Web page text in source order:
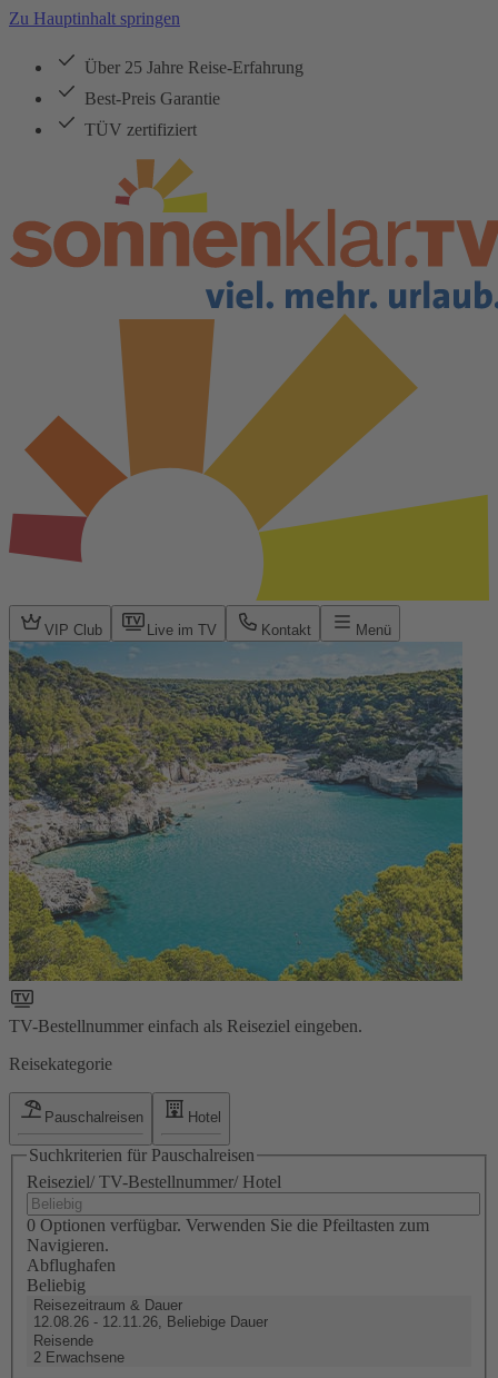
Zu Hauptinhalt springen
Über 25 Jahre Reise-Erfahrung
Best-Preis Garantie
TÜV zertifiziert
VIP Club Live im TV Kontakt Menü
TV-Bestellnummer einfach als Reiseziel eingeben.
Reisekategorie
Pauschalreisen Hotel
Suchkriterien für Pauschalreisen
Reiseziel/ TV-Bestellnummer/ Hotel
0 Optionen verfügbar. Verwenden Sie die Pfeiltasten zum
Navigieren.
Abflughafen
Beliebig
Reisezeitraum & Dauer
12.08.26 - 12.11.26, Beliebige Dauer
Reisende
2 Erwachsene